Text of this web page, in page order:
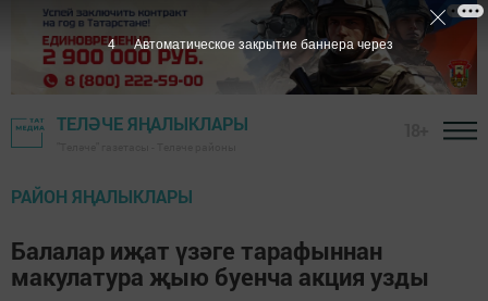
ТЕЛӘЧЕ ЯҢАЛЫКЛАРЫ
РАЙОН ЯҢАЛЫКЛАРЫ
Балалар иҗат үзәге тарафыннан
макулатура җыю буенча акция узды
3 Автоматическое закрытие баннера через